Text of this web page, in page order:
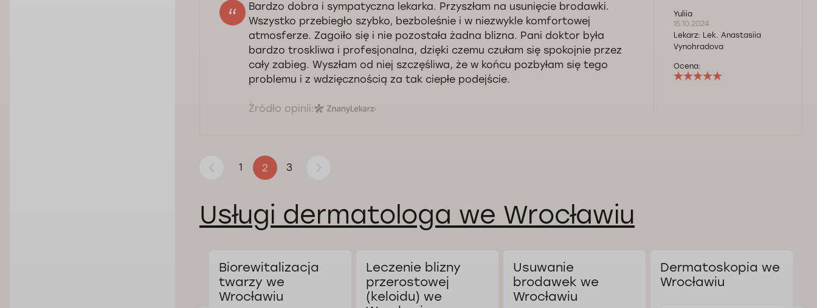
Bardzo dobra i sympatyczna lekarka. Przyszłam na usunięcie brodawki.
Wszystko przebiegło szybko, bezboleśnie i w niezwykle komfortowej
atmosferze. Zagoiło się i nie pozostała żadna blizna. Pani doktor była
bardzo troskliwa i profesjonalna, dzięki czemu czułam się spokojnie przez
cały zabieg. Wyszłam od niej szczęśliwa, że w końcu pozbyłam się tego
problemu i z wdzięcznością za tak ciepłe podejście.
Źródło opinii:
Yuliia
15.10.2024
Lekarz: Lek. Anastasiia
Vynohradova
Ocena:
1 2 3
Usługi dermatologa we Wrocławiu
Biorewitalizacja
twarzy we
Wrocławiu
Leczenie blizny
przerostowej
(keloidu) we
Usuwanie
brodawek we
Wrocławiu
Dermatoskopia we
Wrocławiu